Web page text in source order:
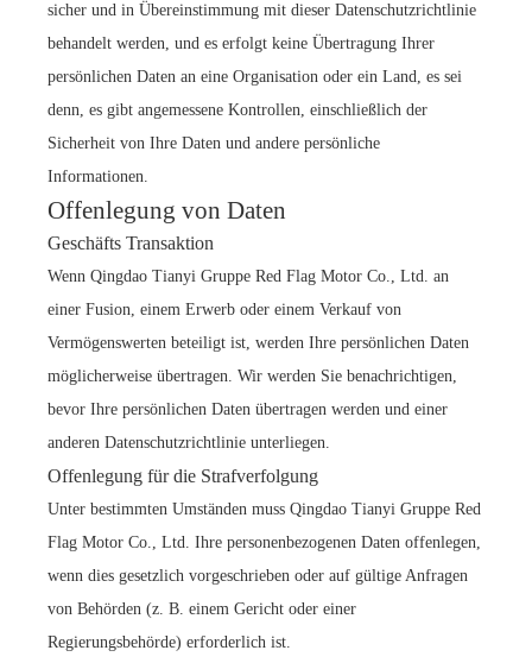
sicher und in Übereinstimmung mit dieser Datenschutzrichtlinie
behandelt werden, und es erfolgt keine Übertragung Ihrer
persönlichen Daten an eine Organisation oder ein Land, es sei
denn, es gibt angemessene Kontrollen, einschließlich der
Sicherheit von Ihre Daten und andere persönliche
Informationen.
Offenlegung von Daten
Geschäfts Transaktion
Wenn Qingdao Tianyi Gruppe Red Flag Motor Co., Ltd. an
einer Fusion, einem Erwerb oder einem Verkauf von
Vermögenswerten beteiligt ist, werden Ihre persönlichen Daten
möglicherweise übertragen. Wir werden Sie benachrichtigen,
bevor Ihre persönlichen Daten übertragen werden und einer
anderen Datenschutzrichtlinie unterliegen.
Offenlegung für die Strafverfolgung
Unter bestimmten Umständen muss Qingdao Tianyi Gruppe Red
Flag Motor Co., Ltd. Ihre personenbezogenen Daten offenlegen,
wenn dies gesetzlich vorgeschrieben oder auf gültige Anfragen
von Behörden (z. B. einem Gericht oder einer
Regierungsbehörde) erforderlich ist.